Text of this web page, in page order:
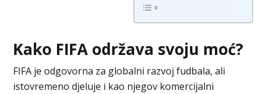
Kako FIFA održava svoju moć?
FIFA je odgovorna za globalni razvoj fudbala, ali
istovremeno djeluje i kao njegov komercijalni